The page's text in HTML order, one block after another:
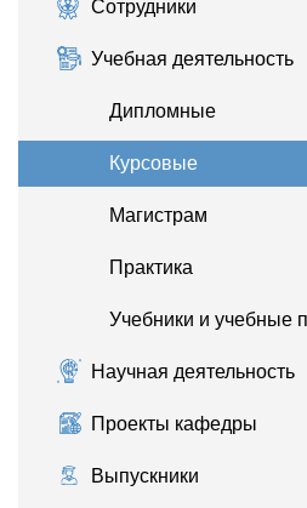
Сотрудники
Учебная деятельность
Дипломные
Курсовые
Магистрам
Практика
Учебники и учебные
Научная деятельность
Проекты кафедры
Выпускники